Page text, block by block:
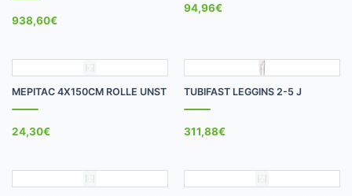
938,60€
94,96€
MEPITAC 4X150CM ROLLE UNST
24,30€
TUBIFAST LEGGINS 2-5 J
311,88€